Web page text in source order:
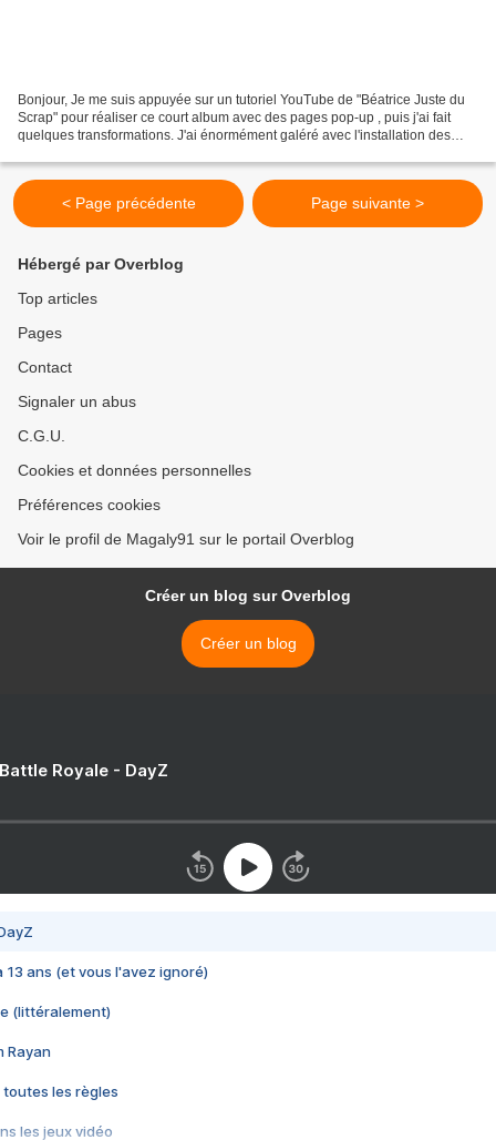
Bonjour, Je me suis appuyée sur un tutoriel YouTube de "Béatrice Juste du
Scrap" pour réaliser ce court album avec des pages pop-up , puis j'ai fait
quelques transformations. J'ai énormément galéré avec l'installation des
< Page précédente Page suivante >
Hébergé par Overblog
Top articles
Pages
Contact
Signaler un abus
C.G.U.
Cookies et données personnelles
Préférences cookies
Voir le profil de Magaly91 sur le portail Overblog
Créer un blog sur Overblog
Créer un blog
Royale - DayZ
13 ans (et vous l'avez ignoré)
(littéralement)
Rayan
toutes les règles
les jeux vidéo